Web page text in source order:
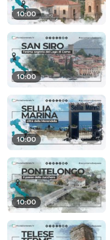
10:00
10:00
10:00
10:00